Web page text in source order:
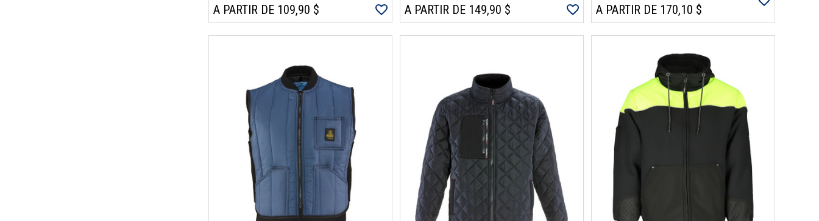
A PARTIR DE 109,90 $ A PARTIR DE 149,90 $
A PARTIR DE 170,10 $